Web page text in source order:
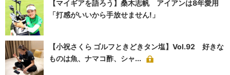
【マイギアを語ろう】桑木志帆 アイアンは8年愛用
「打感がいいから手放せません!」
【小祝さくら ゴルフときどきタン塩】Vol.92 好きな
ものは魚、ナマコ酢、シャ...